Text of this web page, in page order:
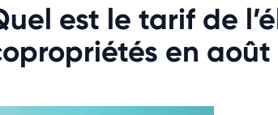
est le tarif de
en août